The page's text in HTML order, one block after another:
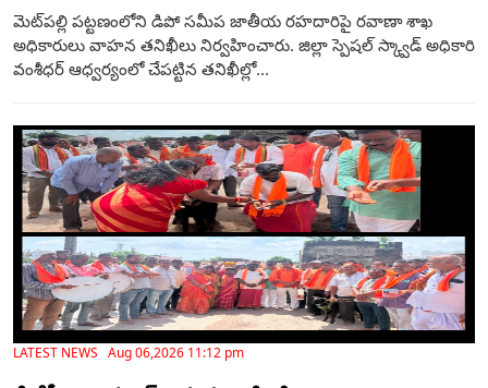
మెట్‌పల్లి పట్టణంలోని డిపో సమీప జాతీయ రహదారిపై రవాణా శాఖ
అధికారులు వాహన తనిఖీలు నిర్వహించారు. జిల్లా స్పెషల్ స్క్వాడ్ అధికారి
వంశీధర్ ఆధ్వర్యంలో చేపట్టిన తనిఖీల్లో...
LATEST NEWS Aug 06,2026 11:12 pm